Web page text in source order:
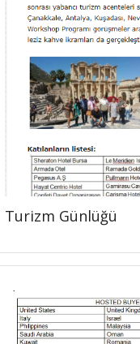
Turizm Günlüğü